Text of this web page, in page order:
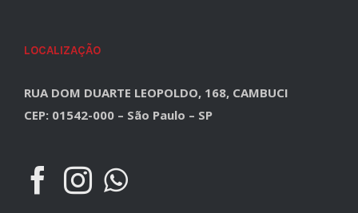
LOCALIZAÇÃO
RUA DOM DUARTE LEOPOLDO, 168, CAMBUCI
CEP: 01542-000 – São Paulo – SP